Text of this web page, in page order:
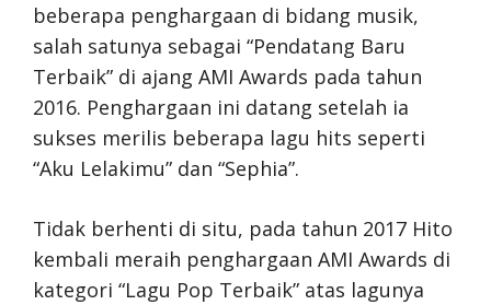
beberapa penghargaan di bidang musik,
salah satunya sebagai “Pendatang Baru
Terbaik” di ajang AMI Awards pada tahun
2016. Penghargaan ini datang setelah ia
sukses merilis beberapa lagu hits seperti
“Aku Lelakimu” dan “Sephia”.
Tidak berhenti di situ, pada tahun 2017 Hito
kembali meraih penghargaan AMI Awards di
kategori “Lagu Pop Terbaik” atas lagunya